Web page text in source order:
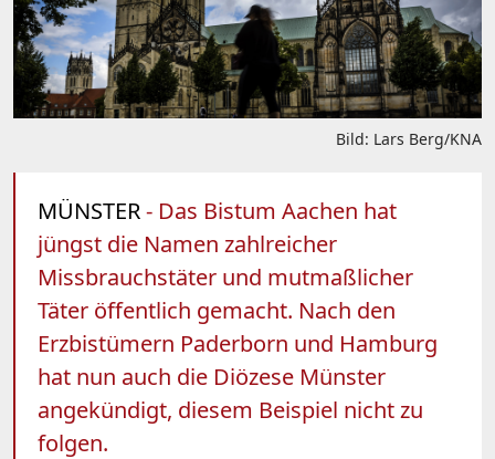
Bild: Lars Berg/KNA
MÜNSTER- Das Bistum Aachen hat
jüngst die Namen zahlreicher
Missbrauchstäter und mutmaßlicher
Täter öffentlich gemacht. Nach den
Erzbistümern Paderborn und Hamburg
hat nun auch die Diözese Münster
angekündigt, diesem Beispiel nicht zu
folgen.